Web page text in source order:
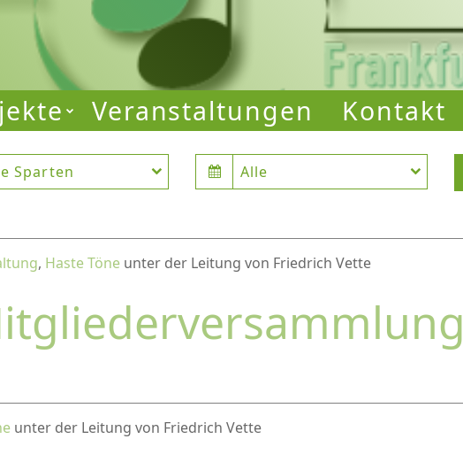
Veranstaltungen Kontakt
Sparten Alle
, Haste Töne unter der Leitung von Friedrich Vette
unter der Leitung von Friedrich Vette